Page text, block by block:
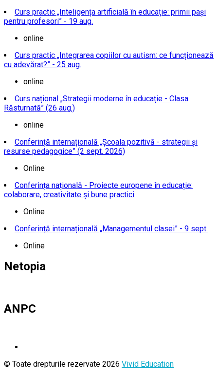
Curs practic „Inteligența artificială în educație: primii pași
pentru profesori” - 19 aug.
online
Curs practic „Integrarea copiilor cu autism: ce funcționează
cu adevărat?” - 25 aug.
online
Curs național „Strategii moderne în educație - Clasa
Răsturnată” (26 aug.)
online
Conferință internațională „Școala pozitivă - strategii și
resurse pedagogice” (2 sept. 2026)
Online
Conferința națională - Proiecte europene în educație:
colaborare, creativitate și bune practici
Online
Conferință internațională „Managementul clasei” - 9 sept.
Online
Netopia
ANPC
© Toate drepturile rezervate 2026 Vivid Education